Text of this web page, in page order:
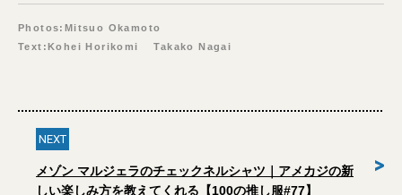
Photos:Mitsuo Okamoto
Text:Kohei Horikomi Takako Nagai
NEXT
メゾン マルジェラのチェックネルシャツ｜アメカジの新
しい楽しみ方を教えてくれる【100の推し服#77】
>